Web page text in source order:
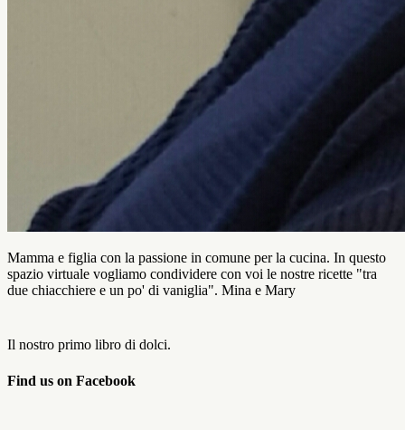
Mamma e figlia con la passione in comune per la cucina. In questo
spazio virtuale vogliamo condividere con voi le nostre ricette "tra
due chiacchiere e un po' di vaniglia". Mina e Mary
Il nostro primo libro di dolci.
Find us on Facebook